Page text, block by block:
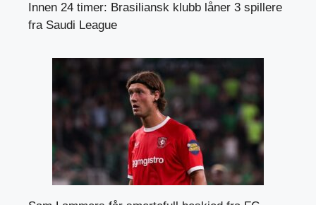
Innen 24 timer: Brasiliansk klubb låner 3 spillere
fra Saudi League